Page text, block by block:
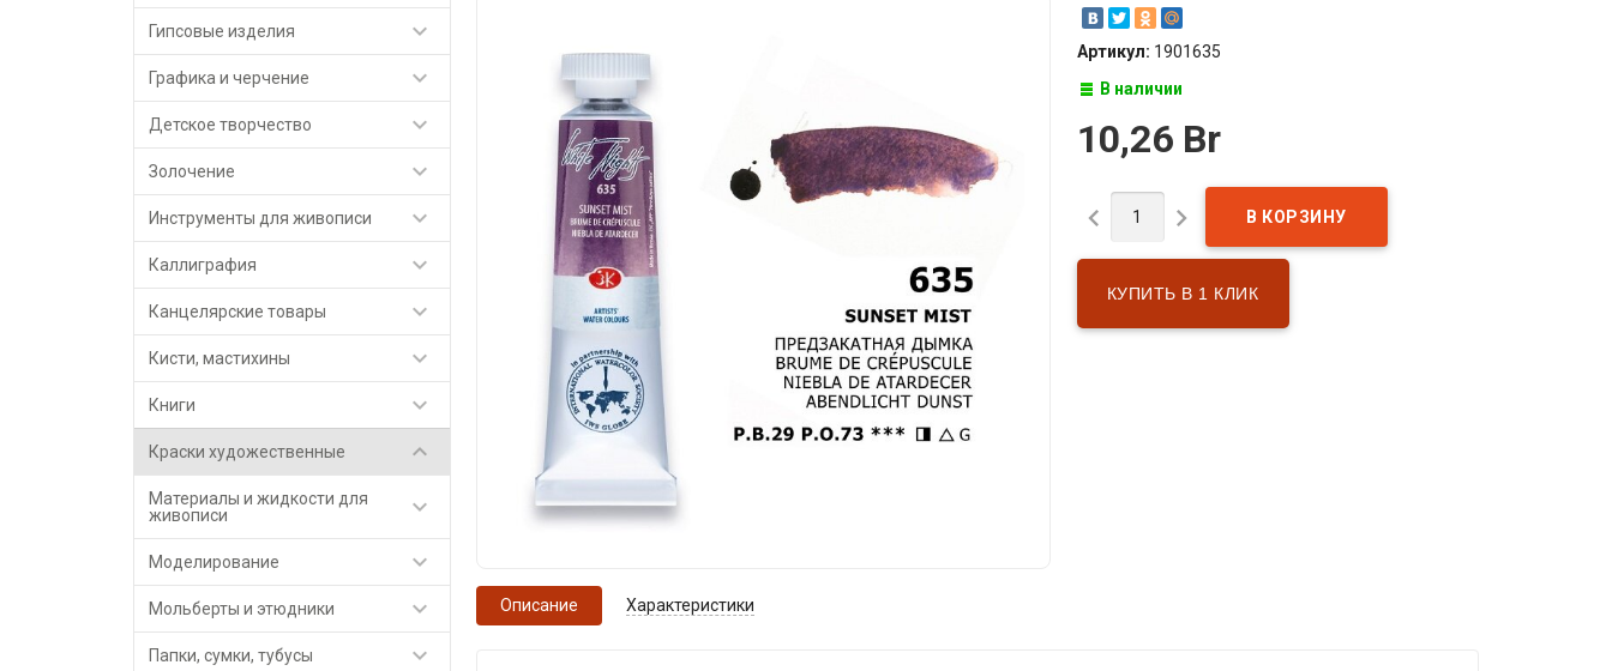
Гипсовые изделия 
Графика и черчение 
Детское творчество 
Золочение 
Инструменты для живописи 
Каллиграфия 
Канцелярские товары 
Кисти, мастихины 
Книги 
Краски художественные 
Материалы и жидкости для
живописи

Моделирование 
Мольберты и этюдники 
Папки, сумки, тубусы 
Артикул: 1901635
В наличии
10,26 Br
 
КУПИТЬ В 1 КЛИК
Описание Характеристики